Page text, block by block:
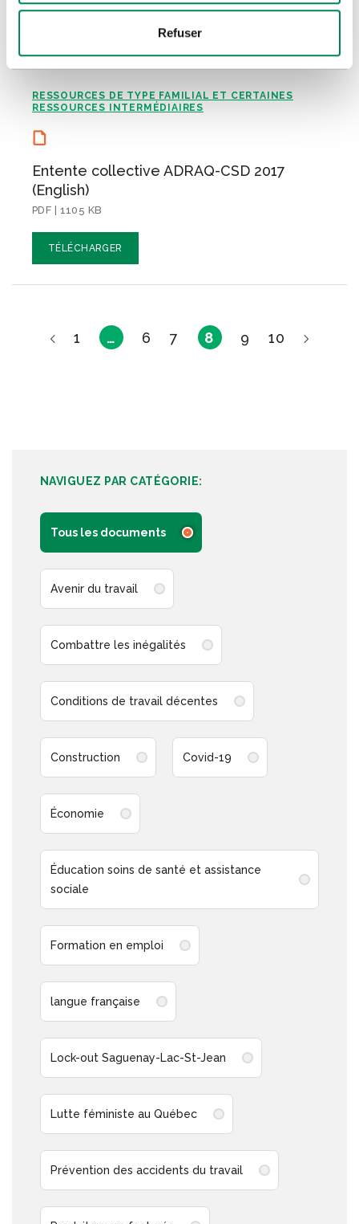
Refuser
NAVIGUEZ PAR CATÉGORIE:
Tous les documents
Avenir du travail
Combattre les inégalités
Conditions de travail décentes
Construction Covid-19
Économie
Éducation soins de santé et assistance
sociale
Formation en emploi
langue française
Lock-out Saguenay-Lac-St-Jean
Lutte féministe au Québec
Prévention des accidents du travail
RESSOURCES DE TYPE FAMILIAL ET CERTAINES
RESSOURCES INTERMÉDIAIRES
Entente collective ADRAQ-CSD 2017
(English)
PDF | 1105 KB
TÉLÉCHARGER
1 … 6 7 8 9 10